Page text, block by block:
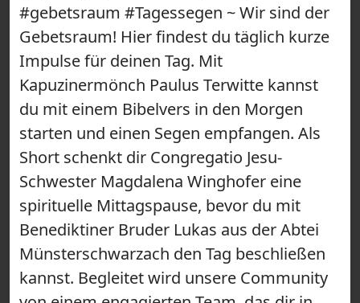
#gebetsraum #Tagessegen ~ Wir sind der
Gebetsraum! Hier findest du täglich kurze
Impulse für deinen Tag. Mit
Kapuzinermönch Paulus Terwitte kannst
du mit einem Bibelvers in den Morgen
starten und einen Segen empfangen. Als
Short schenkt dir Congregatio Jesu-
Schwester Magdalena Winghofer eine
spirituelle Mittagspause, bevor du mit
Benediktiner Bruder Lukas aus der Abtei
Münsterschwarzach den Tag beschließen
kannst. Begleitet wird unsere Community